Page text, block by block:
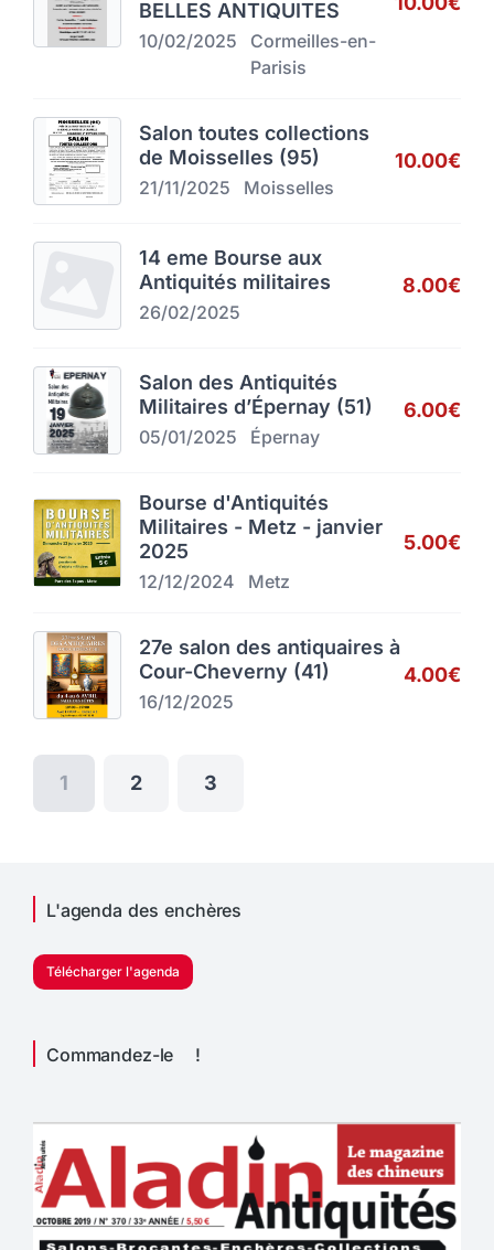
BELLES ANTIQUITES
10/02/2025
Cormeilles-en-
Parisis
Salon toutes collections
de Moisselles (95)
21/11/2025 Moisselles
10.00€
14 eme Bourse aux
Antiquités militaires
26/02/2025
8.00€
Salon des Antiquités
Militaires d’Épernay (51)
05/01/2025 Épernay
6.00€
Bourse d'Antiquités
Militaires - Metz - janvier
2025
12/12/2024 Metz
5.00€
27e salon des antiquaires à
Cour-Cheverny (41)
16/12/2025
4.00€
1 2 3
L'agenda des enchères
Télécharger l'agenda
Commandez-le !